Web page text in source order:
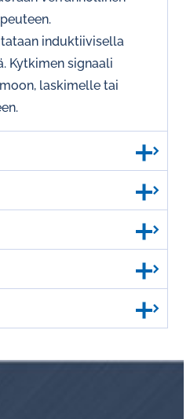
induktiivisella
Kytkimen signaali
laskimelle tai